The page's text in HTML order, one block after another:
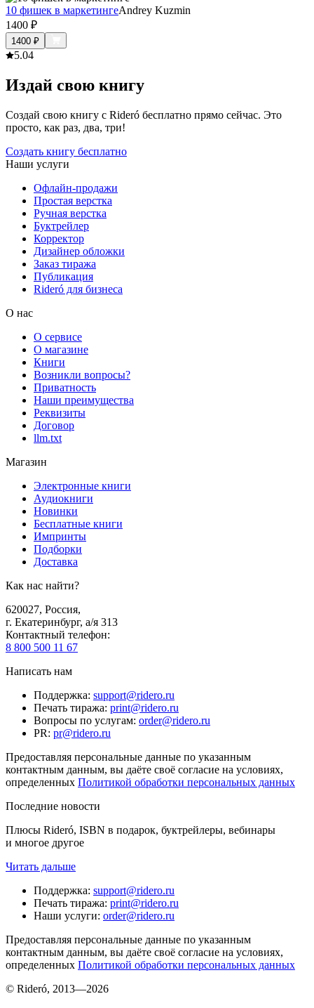
10 фишек в маркетингеAndrey Kuzmin
1400 ₽
1400 ₽
5.04
Издай свою книгу
Создай свою книгу с Rideró бесплатно прямо сейчас. Это
просто, как раз, два, три!
Создать книгу бесплатно
Наши услуги
Офлайн-продажи
Простая верстка
Ручная верстка
Буктрейлер
Корректор
Дизайнер обложки
Заказ тиража
Публикация
Rideró для бизнеса
О нас
О сервисе
О магазине
Книги
Возникли вопросы?
Приватность
Наши преимущества
Реквизиты
Договор
llm.txt
Магазин
Электронные книги
Аудиокниги
Новинки
Бесплатные книги
Импринты
Подборки
Доставка
Как нас найти?
620027, Россия,
г. Екатеринбург, а/я 313
Контактный телефон:
8 800 500 11 67
Написать нам
Поддержка: support@ridero.ru
Печать тиража: print@ridero.ru
Вопросы по услугам: order@ridero.ru
PR: pr@ridero.ru
Предоставляя персональные данные по указанным
контактным данным, вы даёте своё согласие на условиях,
определенных Политикой обработки персональных данных
Последние новости
Плюсы Rideró, ISBN в подарок, буктрейлеры, вебинары
и многое другое
Читать дальше
Поддержка: support@ridero.ru
Печать тиража: print@ridero.ru
Наши услуги: order@ridero.ru
Предоставляя персональные данные по указанным
контактным данным, вы даёте своё согласие на условиях,
определенных Политикой обработки персональных данных
© Rideró, 2013—2026